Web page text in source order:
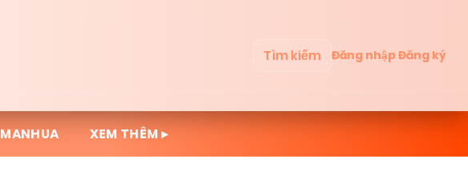
Tìm kiếm Đăng nhậpĐăng ký
MANHUA XEM THÊM ▸